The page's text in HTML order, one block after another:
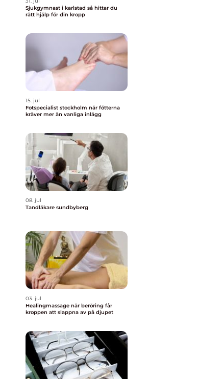
Sjukgymnast i karlstad så hittar du
rätt hjälp för din kropp
15. jul
Fotspecialist stockholm när fötterna
kräver mer än vanliga inlägg
08. jul
Tandläkare sundbyberg
03. jul
Healingmassage när beröring får
kroppen att slappna av på djupet